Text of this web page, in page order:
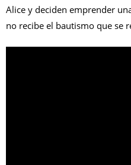
Alice y deciden emprender
no recibe el bautismo que se